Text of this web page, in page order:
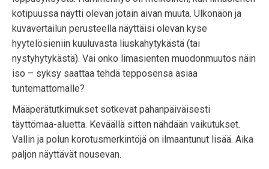
kotipuussa näytti olevan jotain aivan muuta. Ulkonäön ja
kuvavertailun perusteella näyttäisi olevan kyse
hyytelösieniin kuuluvasta liuskahytykästä (tai
nystyhytykästä). Vai onko limasienten muodonmuutos näin
iso – syksy saattaa tehdä tepposensa asiaa
tuntemattomalle?
Määperätutkimukset sotkevat pahanpäiväisesti
täyttömaa-aluetta. Keväällä sitten nähdään vaikutukset.
Vallin ja polun korotusmerkintöjä on ilmaantunut lisää. Aika
paljon näyttävät nousevan.